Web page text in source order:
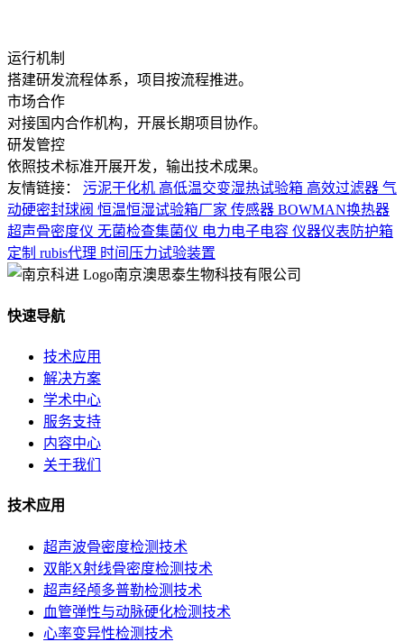
运行机制
搭建研发流程体系，项目按流程推进。
市场合作
对接国内合作机构，开展长期项目协作。
研发管控
依照技术标准开展开发，输出技术成果。
友情链接：
污泥干化机 高低温交变湿热试验箱 高效过滤器 气
动硬密封球阀 恒温恒湿试验箱厂家 传感器 BOWMAN换热器
超声骨密度仪 无菌检查集菌仪 电力电子电容 仪器仪表防护箱
定制 rubis代理 时间压力试验装置
南京澳思泰生物科技有限公司
快速导航
技术应用
解决方案
学术中心
服务支持
内容中心
关于我们
技术应用
超声波骨密度检测技术
双能X射线骨密度检测技术
超声经颅多普勒检测技术
血管弹性与动脉硬化检测技术
心率变异性检测技术